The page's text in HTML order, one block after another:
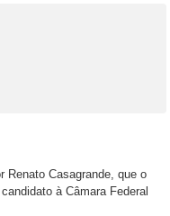
Renato Casagrande, que o
à Câmara Federal